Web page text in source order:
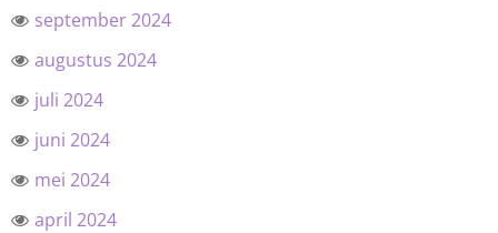
september 2024
augustus 2024
juli 2024
juni 2024
mei 2024
april 2024